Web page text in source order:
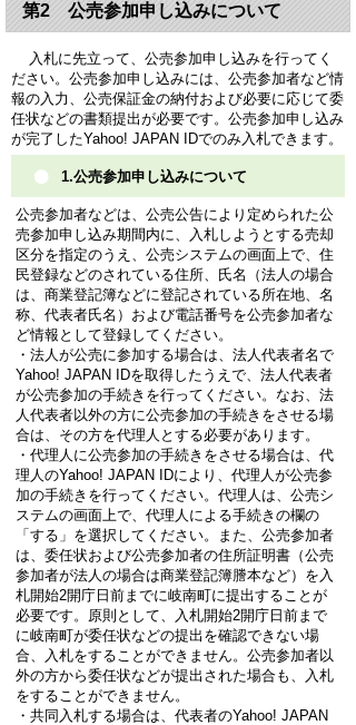
第2 公売参加申し込みについて
入札に先立って、公売参加申し込みを行ってく
ださい。公売参加申し込みには、公売参加者など情
報の入力、公売保証金の納付および必要に応じて委
任状などの書類提出が必要です。公売参加申し込み
が完了したYahoo! JAPAN IDでのみ入札できます。
1.公売参加申し込みについて
公売参加者などは、公売公告により定められた公
売参加申し込み期間内に、入札しようとする売却
区分を指定のうえ、公売システムの画面上で、住
民登録などのされている住所、氏名（法人の場合
は、商業登記簿などに登記されている所在地、名
称、代表者氏名）および電話番号を公売参加者な
ど情報として登録してください。
・法人が公売に参加する場合は、法人代表者名で
Yahoo! JAPAN IDを取得したうえで、法人代表者
が公売参加の手続きを行ってください。なお、法
人代表者以外の方に公売参加の手続きをさせる場
合は、その方を代理人とする必要があります。
・代理人に公売参加の手続きをさせる場合は、代
理人のYahoo! JAPAN IDにより、代理人が公売参
加の手続きを行ってください。代理人は、公売シ
ステムの画面上で、代理人による手続きの欄の
「する」を選択してください。また、公売参加者
は、委任状および公売参加者の住所証明書（公売
参加者が法人の場合は商業登記簿謄本など）を入
札開始2開庁日前までに岐南町に提出することが
必要です。原則として、入札開始2開庁日前まで
に岐南町が委任状などの提出を確認できない場
合、入札をすることができません。公売参加者以
外の方から委任状などが提出された場合も、入札
をすることができません。
・共同入札する場合は、代表者のYahoo! JAPAN